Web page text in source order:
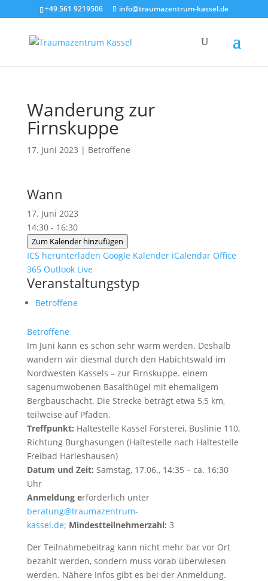
+49 561 9219506 info@traumazentrum-kassel.de
Wanderung zur
Firnskuppe
17. Juni 2023 | Betroffene
Wann
17. Juni 2023
14:30 - 16:30
Zum Kalender hinzufügen
ICS herunterladen Google Kalender iCalendar Office
365 Outlook Live
Veranstaltungstyp
Betroffene
Betroffene
Im Juni kann es schon sehr warm werden. Deshalb
wandern wir diesmal durch den Habichtswald im
Nordwesten Kassels – zur Firnskuppe. einem
sagenumwobenen Basalthügel mit ehemaligem
Bergbauschacht. Die Strecke beträgt etwa 5,5 km,
teilweise auf Pfaden.
Treffpunkt: Haltestelle Kassel Försterei, Buslinie 110,
Richtung Burghasungen (Haltestelle nach Haltestelle
Freibad Harleshausen)
Datum und Zeit: Samstag, 17.06., 14:35 – ca. 16:30
Uhr
Anmeldung erforderlich unter
beratung@traumazentrum-
kassel.de; Mindestteilnehmerzahl: 3
Der Teilnahmebeitrag kann nicht mehr bar vor Ort
bezahlt werden, sondern muss vorab überwiesen
werden. Nähere Infos gibt es bei der Anmeldung.